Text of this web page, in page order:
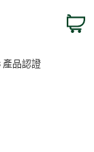
品認證